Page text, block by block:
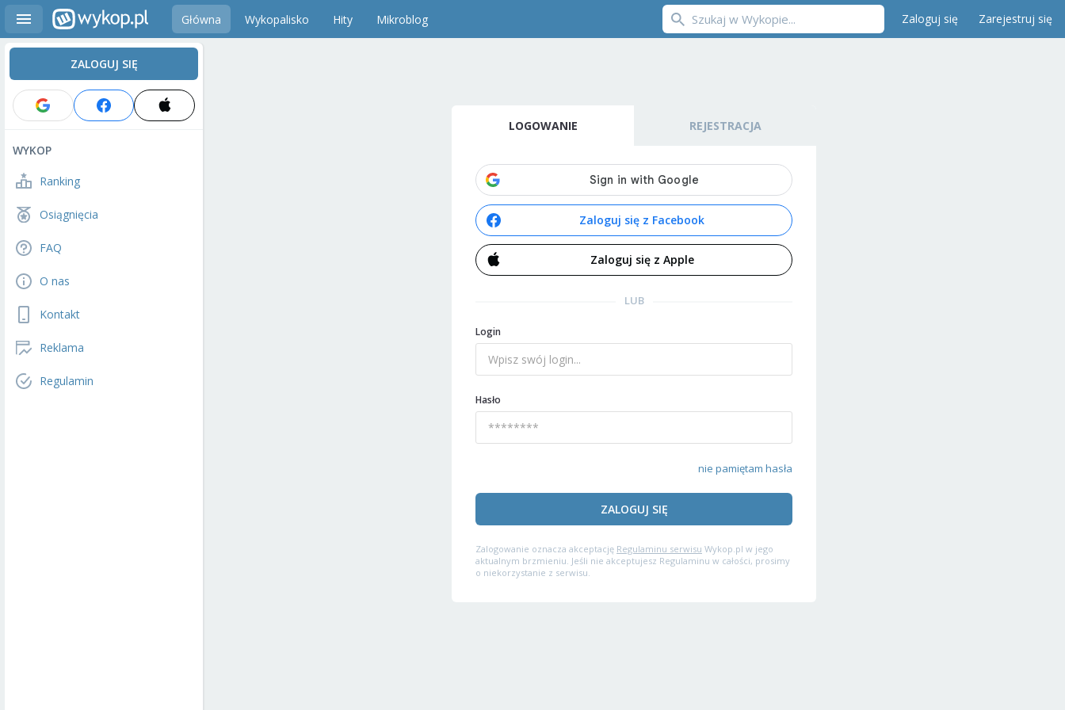
Główna Wykopalisko Hity Mikroblog Zaloguj się Zarejestruj się
ZALOGUJ SIĘ
WYKOP
Ranking
Osiągnięcia
FAQ
O nas
Kontakt
Reklama
Regulamin
LOGOWANIE REJESTRACJA
Zaloguj się z Facebook
Zaloguj się z Apple
LUB
Login
Hasło
nie pamiętam hasła
ZALOGUJ SIĘ
Zalogowanie oznacza akceptację Regulaminu serwisu Wykop.pl w jego
aktualnym brzmieniu. Jeśli nie akceptujesz Regulaminu w całości, prosimy
o niekorzystanie z serwisu.